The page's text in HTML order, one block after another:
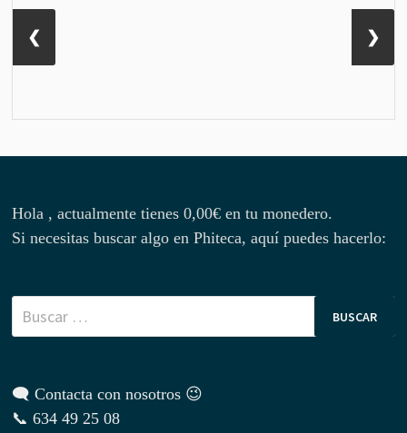
❮ ❯
Hola , actualmente tienes0,00€ en tu monedero.
Si necesitas buscar algo en Phiteca, aquí puedes hacerlo:
Buscar:
🗨 Contacta con nosotros 😉
📞 634 49 25 08